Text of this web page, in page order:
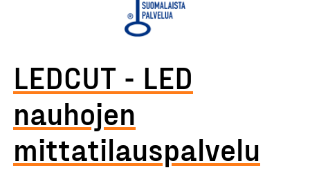
LEDCUT - LED
nauhojen
mittatilauspalvelu